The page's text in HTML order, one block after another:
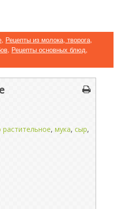
, Рецепты из молока, творога,
, Рецепты основных блюд,
растительное, мука, сыр,